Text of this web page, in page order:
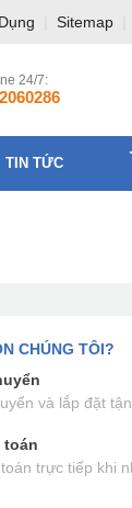
Sitemap
24/7:
TIN TỨC
CHÚNG TÔI?
và lắp đặt
toán
trực tiếp khi